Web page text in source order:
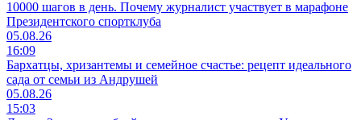
10000 шагов в день. Почему журналист участвует в марафоне
Президентского спортклуба
05.08.26
16:09
Бархатцы, хризантемы и семейное счастье: рецепт идеального
сада от семьи из Андрушей
05.08.26
15:03